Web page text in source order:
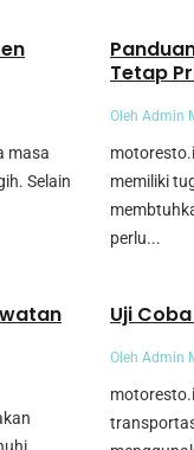
masa
Selain
Tetap
Oleh Admin
memiliki
perlu...
Uji
Oleh Admin